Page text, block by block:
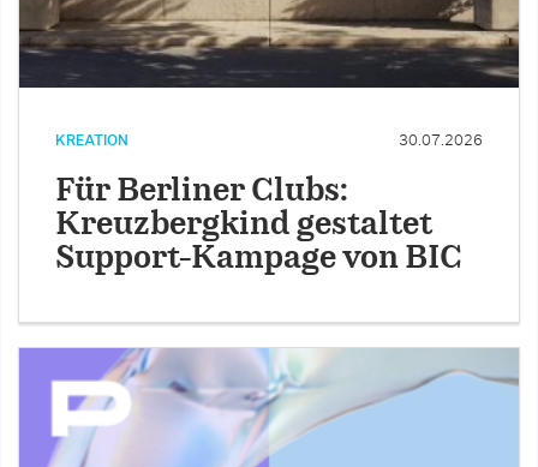
KREATION 30.07.2026
Für Berliner Clubs:
Kreuzbergkind gestaltet
Support-Kampage von BIC